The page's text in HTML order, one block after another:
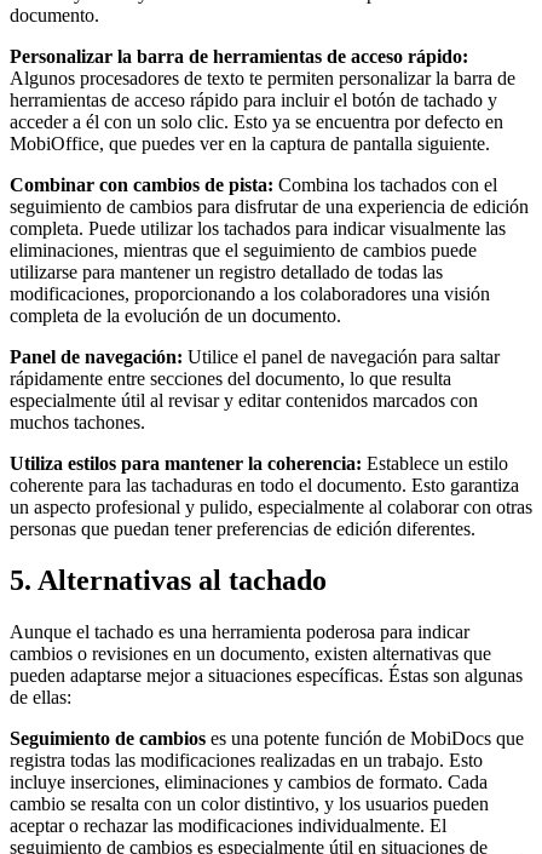
documento.
Personalizar la barra de herramientas de acceso rápido:
Algunos procesadores de texto te permiten personalizar la barra de
herramientas de acceso rápido para incluir el botón de tachado y
acceder a él con un solo clic. Esto ya se encuentra por defecto en
MobiOffice, que puedes ver en la captura de pantalla siguiente.
Combinar con cambios de pista: Combina los tachados con el
seguimiento de cambios para disfrutar de una experiencia de edición
completa. Puede utilizar los tachados para indicar visualmente las
eliminaciones, mientras que el seguimiento de cambios puede
utilizarse para mantener un registro detallado de todas las
modificaciones, proporcionando a los colaboradores una visión
completa de la evolución de un documento.
Panel de navegación: Utilice el panel de navegación para saltar
rápidamente entre secciones del documento, lo que resulta
especialmente útil al revisar y editar contenidos marcados con
muchos tachones.
Utiliza estilos para mantener la coherencia: Establece un estilo
coherente para las tachaduras en todo el documento. Esto garantiza
un aspecto profesional y pulido, especialmente al colaborar con otras
personas que puedan tener preferencias de edición diferentes.
5. Alternativas al tachado
Aunque el tachado es una herramienta poderosa para indicar
cambios o revisiones en un documento, existen alternativas que
pueden adaptarse mejor a situaciones específicas. Éstas son algunas
de ellas:
Seguimiento de cambios es una potente función de MobiDocs que
registra todas las modificaciones realizadas en un trabajo. Esto
incluye inserciones, eliminaciones y cambios de formato. Cada
cambio se resalta con un color distintivo, y los usuarios pueden
aceptar o rechazar las modificaciones individualmente. El
seguimiento de cambios es especialmente útil en situaciones de